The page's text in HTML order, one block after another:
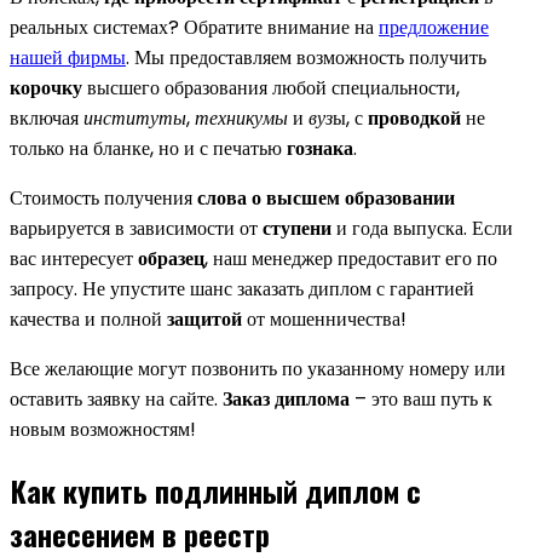
реальных системах? Обратите внимание напредложение
нашей фирмы. Мы предоставляем возможность получить
корочкувысшего образования любой специальности,
включаяинституты,техникумыи вузы, спроводкойне
только на бланке, но и с печатьюгознака.
Стоимость полученияслова о высшем образовании
варьируется в зависимости отступении года выпуска. Если
вас интересуетобразец, наш менеджер предоставит его по
запросу. Не упустите шанс заказать диплом с гарантией
качества и полной защитойот мошенничества!
Все желающие могут позвонить по указанному номеру или
оставить заявку на сайте. Заказ диплома – это ваш путь к
новым возможностям!
Как купить подлинный диплом с
занесением в реестр